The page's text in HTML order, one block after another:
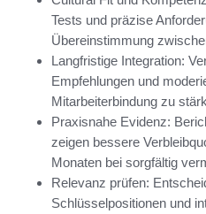
Tests und präzise
Übereinstimmung
Langfristige Integration:
Empfehlungen und
Mitarbeiterbindung zu
Praxisnahe Evidenz:
zeigen bessere
Monaten bei sorgfältig
Relevanz prüfen:
Schlüsselpositionen und